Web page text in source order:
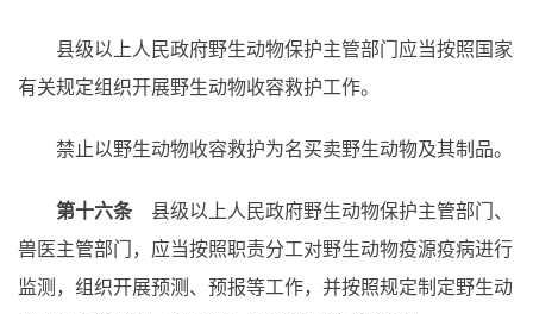
县级以上人民政府野生动物保护主管部门应当按照国家
有关规定组织开展野生动物收容救护工作。
禁止以野生动物收容救护为名买卖野生动物及其制品。
第十六条 县级以上人民政府野生动物保护主管部门、
兽医主管部门，应当按照职责分工对野生动物疫源疫病进行
监测，组织开展预测、预报等工作，并按照规定制定野生动